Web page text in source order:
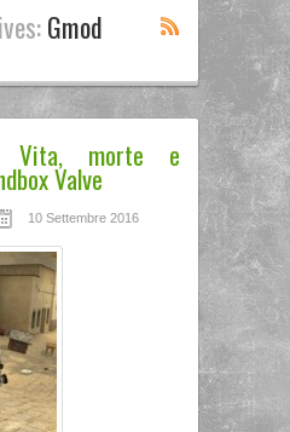
Gmod
Vita, morte e
Valve
10 Settembre 2016